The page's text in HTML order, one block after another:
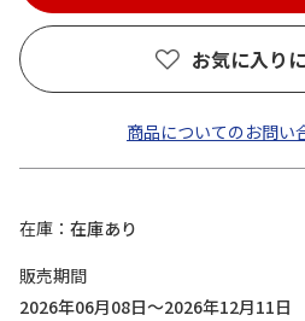
お気に入り
商品についてのお問い
在庫
在庫あり
販売期間
2026年06月08日～2026年12月11日